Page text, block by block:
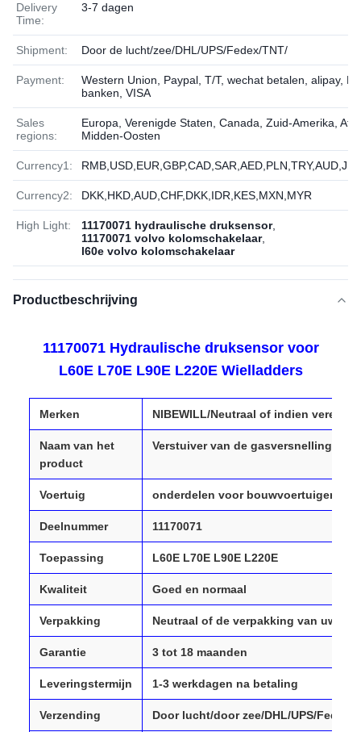
Delivery
Time:
3-7 dagen
Shipment: Door de lucht/zee/DHL/UPS/Fedex/TNT/
Payment:
Western Union, Paypal, T/T, wechat betalen, alipay,
banken, VISA
Sales
regions:
Europa, Verenigde Staten, Canada, Zuid-Amerika,
Midden-Oosten
Currency1:
Currency2: DKK,HKD,AUD,CHF,DKK,IDR,KES,MXN,MYR
High Light: 11170071 hydraulische druksensor,
11170071 volvo kolomschakelaar,
l60e volvo kolomschakelaar
Productbeschrijving
11170071 Hydraulische druksensor voor
L60E L70E L90E L220E Wielladders
Merken NIBEWILL/Neutraal of indien vereist
Naam van het
product
Verstuiver van de gasversnelling
Voertuig onderdelen voor bouwvoertuigen,
Deelnummer 11170071
Toepassing L60E L70E L90E L220E
Kwaliteit Goed en normaal
Verpakking Neutraal of de verpakking van uw
Garantie 3 tot 18 maanden
Leveringstermijn 1-3 werkdagen na betaling
Verzending Door lucht/door zee/DHL/UPS/Fedex/